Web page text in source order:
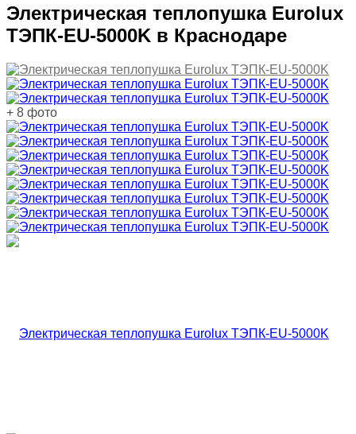
Электрическая теплопушка Eurolux
ТЭПК-EU-5000K в Краснодаре
+ 8 фото